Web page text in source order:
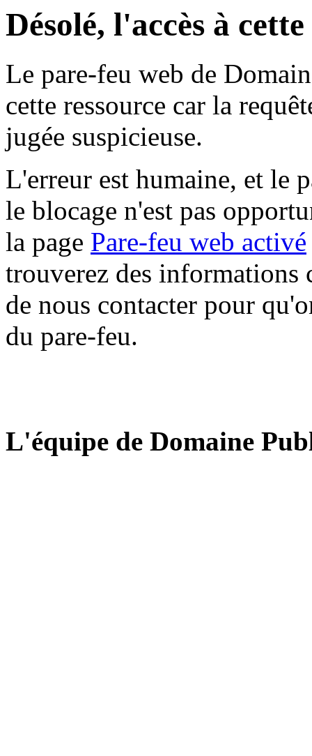
Désolé, l'accès à
Le pare-feu web de
cette ressource car la
jugée suspicieuse.
L'erreur est humaine, et le
le blocage n'est pas
la page Pare-feu web activé
trouverez des informations
de nous contacter pour
du pare-feu.
L'équipe de Domaine